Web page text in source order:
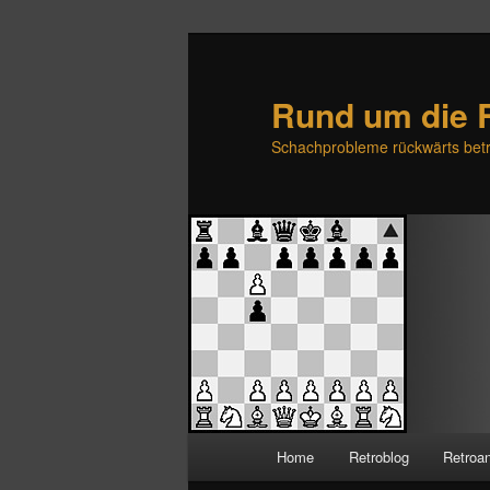
Rund um die
Schachprobleme rückwärts
Zum
Zum
Home Retroblog